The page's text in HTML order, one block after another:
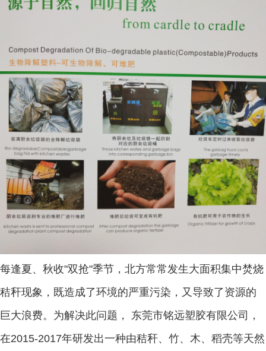
每逢夏、秋收"双抢"季节，北方常常发生大面积集中焚烧
秸秆现象，既造成了环境的严重污染，又导致了资源的
巨大浪费。为解决此问题， 东莞市铭远塑胶有限公司，
在2015-2017年研发出一种由秸秆、竹、木、稻壳等天然